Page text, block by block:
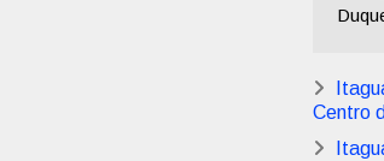
Centro